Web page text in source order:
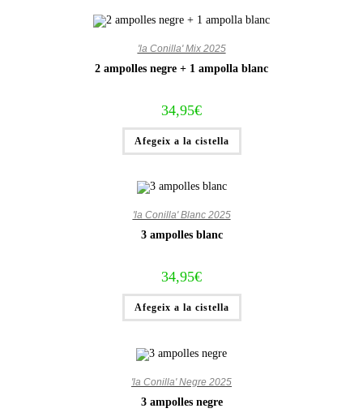
'la Conilla' Mix 2025
2 ampolles negre + 1 ampolla blanc
34,95€
Afegeix a la cistella
'la Conilla' Blanc 2025
3 ampolles blanc
34,95€
Afegeix a la cistella
'la Conilla' Negre 2025
3 ampolles negre